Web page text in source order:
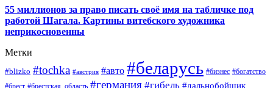
55 миллионов за право писать своё имя на табличке под
работой Шагала. Картины витебского художника
неприкосновенны
Метки
#blizko #tochka #австрия #авто #беларусь #бизнес #богатство
#брест #брестская_область #германия #гибель #дальнобойщик